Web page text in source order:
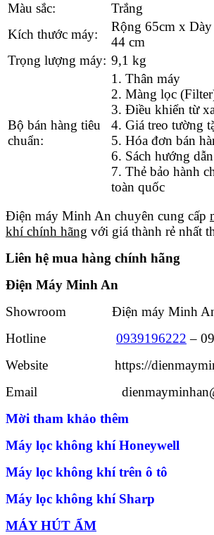
Màu sắc:
Trắng
Kích thước máy:
Rộng 65cm x
44 cm
Trọng lượng máy: 9,1 kg
Bộ bán hàng tiêu
chuẩn:
1. Thân máy
2. Màng lọc
3. Điều khiển từ
4. Giá treo tường
5. Hóa đơn bán
6. Sách hướng
7. Thẻ bảo hành
toàn quốc
Điện máy Minh An chuyên cung cấp
khí chính hãng với giá thành rẻ nhất
Liên hệ mua hàng chính hãng
Điện Máy Minh An
Showroom Điện máy Minh
Hotline 0939196222 –
Website https://
Email
Mời tham khảo thêm
Máy lọc không khí Honeywell
Máy lọc không khí trên ô tô
Máy lọc không khí Sharp
MÁY HÚT ẨM